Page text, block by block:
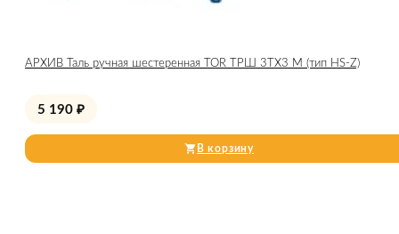
АРХИВ Таль ручная шестеренная TOR ТРШ 3ТХ3 М (тип HS-Z)
5 190 ₽
В корзину